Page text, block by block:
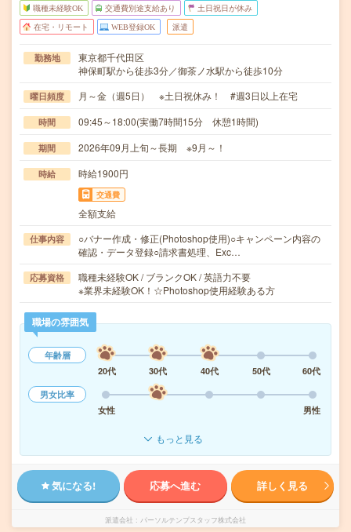
職種未経験OK 交通費別途支給あり 土日祝日が休み
在宅・リモート WEB登録OK 派遣
勤務地
東京都千代田区
神保町駅から徒歩3分／御茶ノ水駅から徒歩10分
曜日頻度 月～金（週5日） ※土日祝休み！ #週3日以上在宅
時間 09:45～18:00(実働7時間15分 休憩1時間)
期間 2026年09月上旬～長期 ※9月～！
時給 時給1900円
交通費
全額支給
仕事内容
○バナー作成・修正(Photoshop使用)○キャンペーン内容の
確認・データ登録○請求書処理、Exc…
応募資格
職種未経験OK / ブランクOK / 英語力不要
※業界未経験OK！☆Photoshop使用経験ある方
職場の雰囲気
年齢層
20代
30代 40代 50代
60代
男女比率
女性
男性
もっと見る
気になる! 応募へ進む 詳しく見る
派遣会社 パーソルテンプスタッフ株式会社